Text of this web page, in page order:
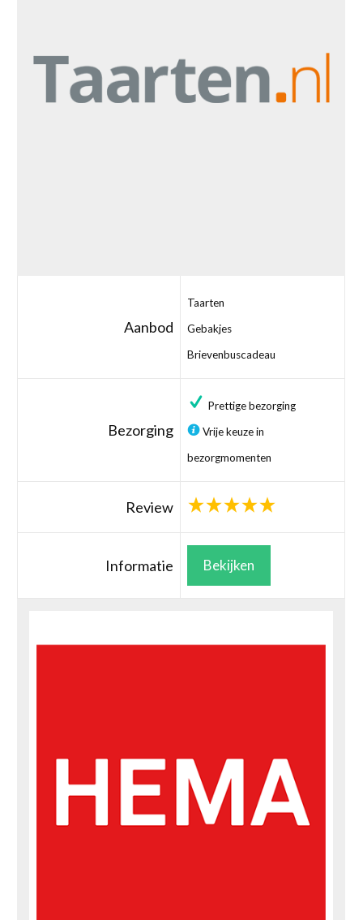
Aanbod
Taarten
Gebakjes
Brievenbuscadeau
Bezorging
Prettige bezorging
Vrije keuze in
bezorgmomenten
Review
Informatie Bekijken